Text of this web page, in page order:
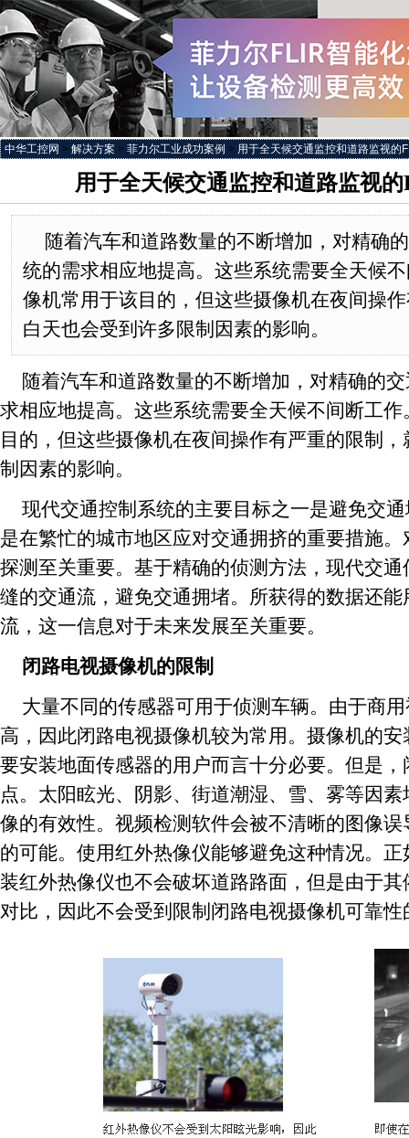
中华工控网 > 解决方案 > 菲力尔工业成功案例 > 用于全天候交通监控和道路监视的
用于全天候交通监控和道路监视
随着汽车和道路数量的不断增加，对精确
统的需求相应地提高。这些系统需要全天候
像机常用于该目的，但这些摄像机在夜间操
白天也会受到许多限制因素的影响。
随着汽车和道路数量的不断增加，对精确的
求相应地提高。这些系统需要全天候不间断工
目的，但这些摄像机在夜间操作有严重的限制
制因素的影响。
现代交通控制系统的主要目标之一是避免交
是在繁忙的城市地区应对交通拥挤的重要措施
探测至关重要。基于精确的侦测方法，现代交
缝的交通流，避免交通拥堵。所获得的数据还
流，这一信息对于未来发展至关重要。
闭路电视摄像机的限制
大量不同的传感器可用于侦测车辆。由于商
高，因此闭路电视摄像机较为常用。摄像机的
要安装地面传感器的用户而言十分必要。但是
点。太阳眩光、阴影、街道潮湿、雪、雾等因
像的有效性。视频检测软件会被不清晰的图像
的可能。使用红外热像仪能够避免这种情况。
装红外热像仪也不会破坏道路路面，但是由于
对比，因此不会受到限制闭路电视摄像机可靠